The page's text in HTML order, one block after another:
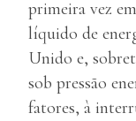
primeira vez
líquido de
Unido e,
sob pressão
fatores, à